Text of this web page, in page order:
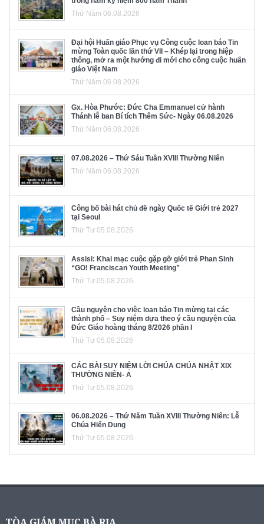
Thứ Năm 06.08.2026
Đại hội Huấn giáo Phục vụ Công cuộc loan báo Tin
mừng Toàn quốc lần thứ VII – Khép lại trong hiệp
thông, mở ra một hướng đi mới cho công cuộc huấn
giáo Việt Nam
Thứ Năm 06.08.2026
Gx. Hòa Phước: Đức Cha Emmanuel cử hành
Thánh lễ ban Bí tích Thêm Sức- Ngày 06.08.2026
Thứ Năm 06.08.2026
07.08.2026 – Thứ Sáu Tuần XVIII Thường Niên
Thứ Năm 06.08.2026
Công bố bài hát chủ đề ngày Quốc tế Giới trẻ 2027
tại Seoul
Thứ Tư 05.08.2026
Assisi: Khai mạc cuộc gặp gỡ giới trẻ Phan Sinh
“GO! Franciscan Youth Meeting”
Thứ Tư 05.08.2026
Cầu nguyện cho việc loan báo Tin mừng tại các
thành phố – Suy niệm dựa theo ý cầu nguyện của
Đức Giáo hoàng tháng 8/2026 phần I
Thứ Tư 05.08.2026
CÁC BÀI SUY NIỆM LỜI CHÚA CHÚA NHẬT XIX
THƯỜNG NIÊN- A
Thứ Tư 05.08.2026
06.08.2026 – Thứ Năm Tuần XVIII Thường Niên: Lễ
Chúa Hiển Dung
Thứ Tư 05.08.2026